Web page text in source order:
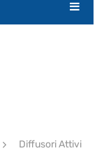
Diffusori Attivi